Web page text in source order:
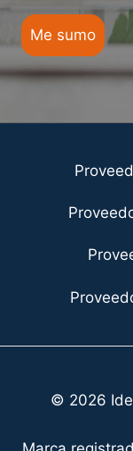
Me sumo
© 2026